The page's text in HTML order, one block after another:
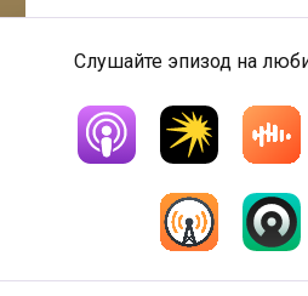
Слушайте эпизод на